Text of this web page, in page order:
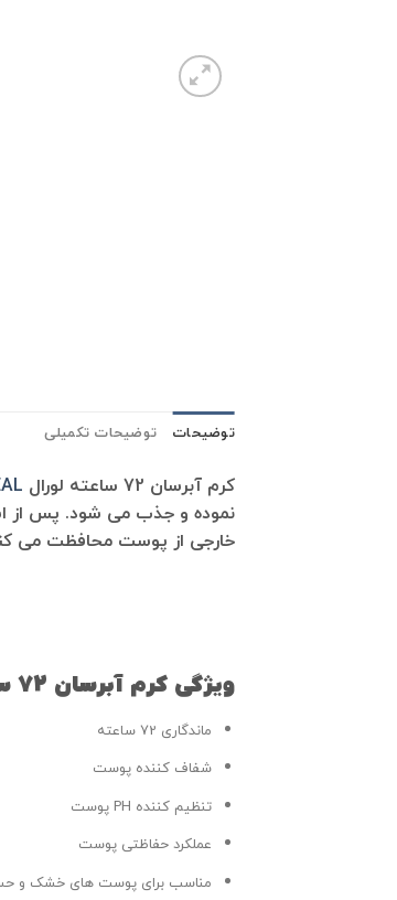
توضیحات توضیحات تکمیلی
کرم آبرسان 72 ساعته لورال
نموده و جذب می شود. پس از
خارجی از پوست محافظت می
ویژگی کرم آبرسان 72 ساعته لورال LOREAL مناسب پوست خشک و حساس حجم 70 میل
ماندگاری 72 ساعته
شفاف کننده پوست
تنظیم کننده PH پوست
عملکرد حفاظتی پوست
مناسب برای پوست های خشک و